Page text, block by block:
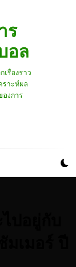
ร
อล
รื่องราว
ราะห์ผล
งการ